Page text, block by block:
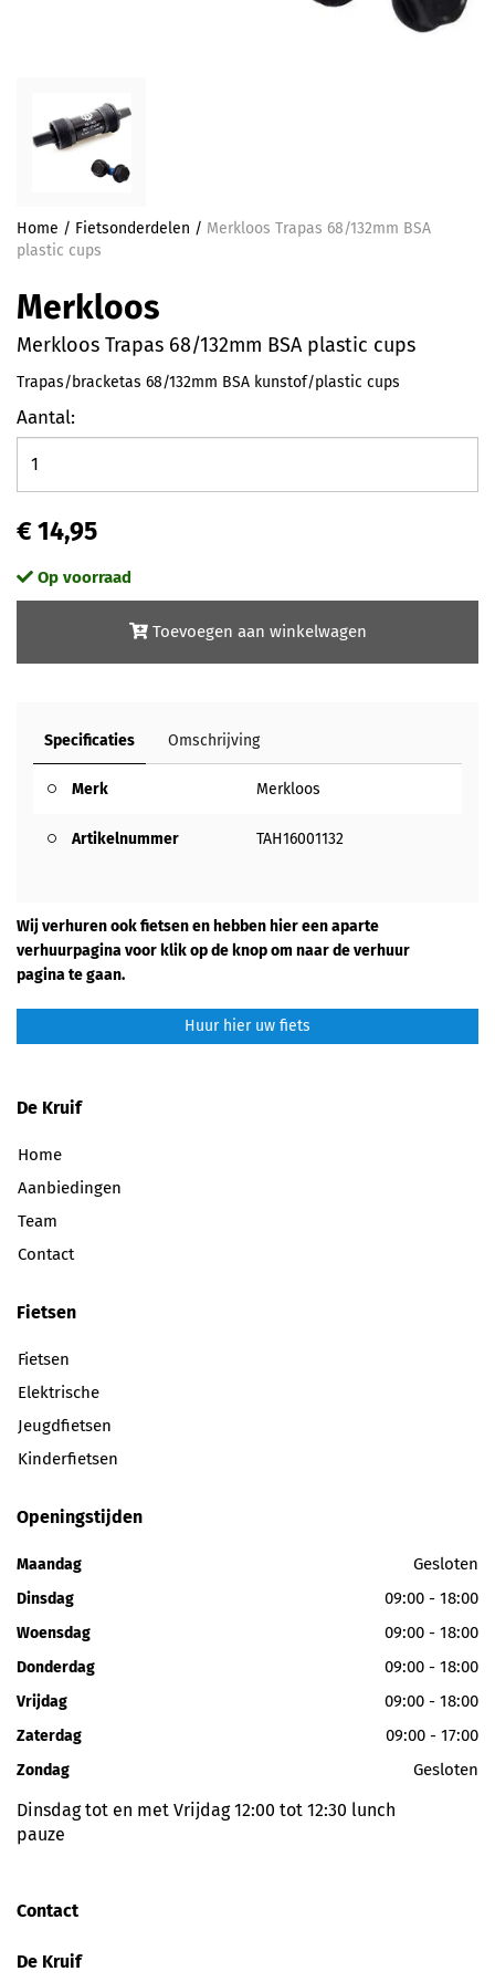
Home / Fietsonderdelen / Merkloos Trapas 68/132mm BSA
plastic cups
Merkloos
Merkloos Trapas 68/132mm BSA plastic cups
Trapas/bracketas 68/132mm BSA kunstof/plastic cups
Aantal:
€ 14,95
Op voorraad
Toevoegen aan winkelwagen
Specificaties Omschrijving
Merk Merkloos
Artikelnummer TAH16001132
Wij verhuren ook fietsen en hebben hier een aparte
verhuurpagina voor klik op de knop om naar de verhuur
pagina te gaan.
Huur hier uw fiets
De Kruif
Home
Aanbiedingen
Team
Contact
Fietsen
Fietsen
Elektrische
Jeugdfietsen
Kinderfietsen
Openingstijden
Maandag Gesloten
Dinsdag 09:00 - 18:00
Woensdag 09:00 - 18:00
Donderdag 09:00 - 18:00
Vrijdag 09:00 - 18:00
Zaterdag 09:00 - 17:00
Zondag Gesloten
Dinsdag tot en met Vrijdag 12:00 tot 12:30 lunch
pauze
Contact
De Kruif